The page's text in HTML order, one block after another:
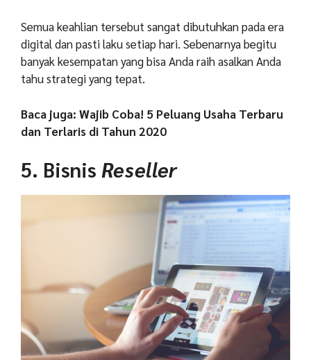
Semua keahlian tersebut sangat dibutuhkan pada era
digital dan pasti laku setiap hari. Sebenarnya begitu
banyak kesempatan yang bisa Anda raih asalkan Anda
tahu strategi yang tepat.
Baca juga: Wajib Coba! 5 Peluang Usaha Terbaru
dan Terlaris di Tahun 2020
5. Bisnis Reseller